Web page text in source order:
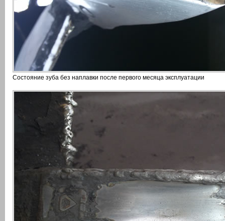
Состояние зуба без наплавки после первого месяца эксплуатации